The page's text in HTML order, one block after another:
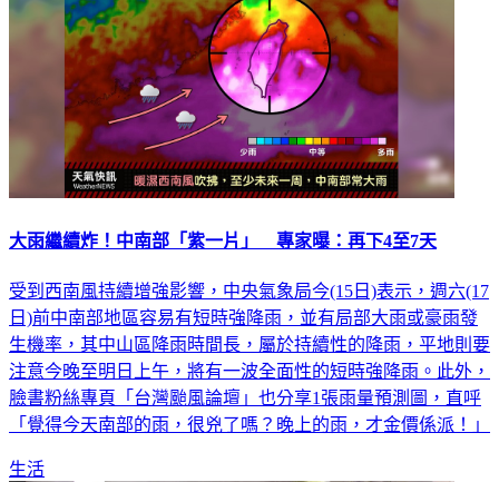
大雨繼續炸！中南部「紫一片」 專家曝：再下4至7天
受到西南風持續增強影響，中央氣象局今(15日)表示，週六(17
日)前中南部地區容易有短時強降雨，並有局部大雨或豪雨發
生機率，其中山區降雨時間長，屬於持續性的降雨，平地則要
注意今晚至明日上午，將有一波全面性的短時強降雨。此外，
臉書粉絲專頁「台灣颱風論壇」也分享1張雨量預測圖，直呼
「覺得今天南部的雨，很兇了嗎？晚上的雨，才金價係派！」
生活